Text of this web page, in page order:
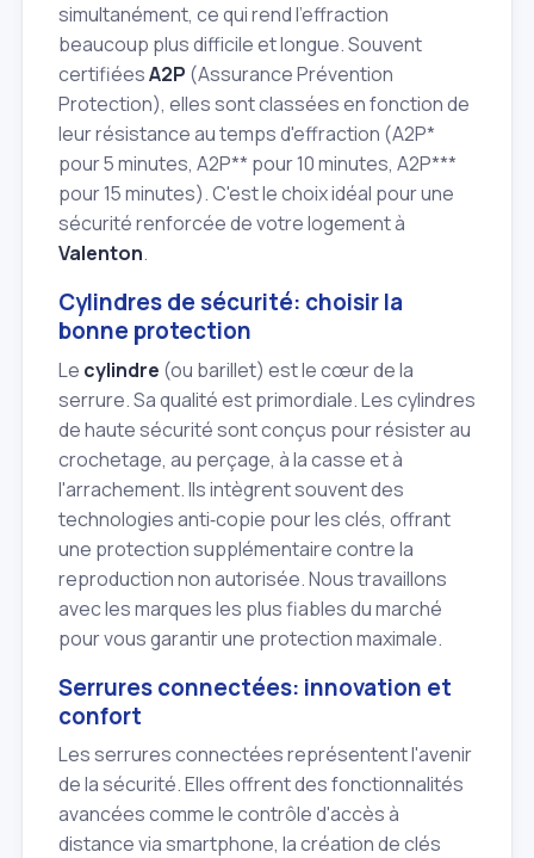
simultanément, ce qui rend l'effraction
beaucoup plus difficile et longue. Souvent
certifiéesA2P (Assurance Prévention
Protection), elles sont classées en fonction de
leur résistance au temps d'effraction (A2P*
pour 5 minutes, A2P** pour 10 minutes, A2P***
pour 15 minutes). C'est le choix idéal pour une
sécurité renforcée de votre logement à
Valenton.
Cylindres de sécurité: choisir la
bonne protection
Le cylindre (ou barillet) est le cœur de la
serrure. Sa qualité est primordiale. Les cylindres
de haute sécurité sont conçus pour résister au
crochetage, au perçage, à la casse et à
l'arrachement. Ils intègrent souvent des
technologies anti‑copie pour les clés, offrant
une protection supplémentaire contre la
reproduction non autorisée. Nous travaillons
avec les marques les plus fiables du marché
pour vous garantir une protection maximale.
Serrures connectées: innovation et
confort
Les serrures connectées représentent l'avenir
de la sécurité. Elles offrent des fonctionnalités
avancées comme le contrôle d'accès à
distance via smartphone, la création de clés